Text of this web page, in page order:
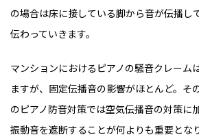
の場合は床に接している脚から音が伝播し
伝わっていきます。
マンションにおけるピアノの騒音クレーム
ますが、固定伝播音の影響がほとんど。そ
のピアノ防音対策では空気伝播音の対策に
振動音を遮断することが何よりも重要とな